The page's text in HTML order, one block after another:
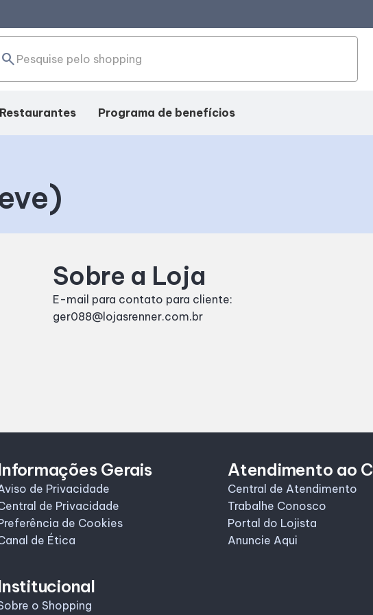
search
Programa de benefícios
Sobre a Loja
E-mail para contato para cliente:
ger088@lojasrenner.com.br
Gerais
de Privacidade
de Privacidade
de Cookies
de Ética
o Shopping
Atendimento ao
Central de Atendimento
Trabalhe Conosco
Portal do Lojista
Anuncie Aqui